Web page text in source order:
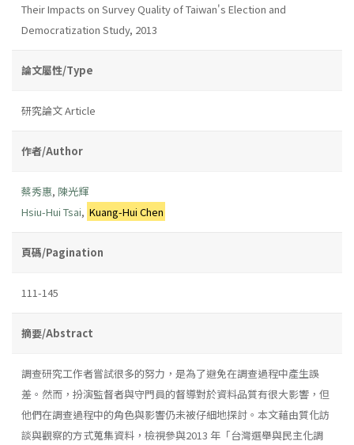
Their Impacts on Survey Quality of Taiwan's Election and
Democratization Study, 2013
論文屬性/Type
研究論文 Article
作者/Author
蔡秀惠, 陳光輝
Hsiu-Hui Tsai, Kuang-Hui Chen
頁碼/Pagination
111-145
摘要/Abstract
調查研究工作者嘗試很多的努力，是為了避免在調查過程中產生誤
差。然而，扮演監督者與守門員的督導對於資料品質有很大影響，但
他們在調查過程中的角色與影響仍未被仔細地探討。本文藉由質化訪
談與觀察的方式蒐集資料，檢視參與2013 年「台灣選舉與民主化調